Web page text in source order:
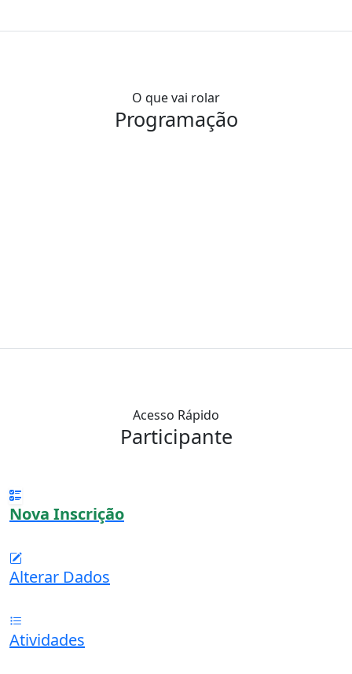
O que vai rolar
Programação
Acesso Rápido
Participante
Nova Inscrição
Alterar Dados
Atividades